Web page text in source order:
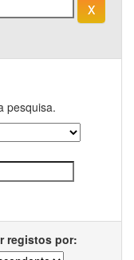
pesquisa.
registos por: